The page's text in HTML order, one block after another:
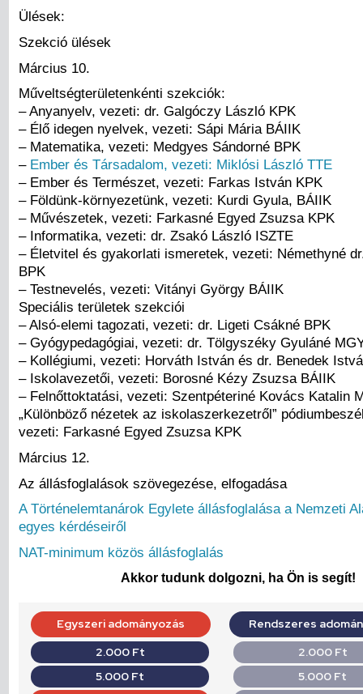
Ülések:
Szekció ülések
Március 10.
Műveltségterületenkénti szekciók:
– Anyanyelv, vezeti: dr. Galgóczy László KPK
– Élő idegen nyelvek, vezeti: Sápi Mária BÁIIK
– Matematika, vezeti: Medgyes Sándorné BPK
– Ember és Társadalom, vezeti: Miklósi László TTE
– Ember és Természet, vezeti: Farkas István KPK
– Földünk-környezetünk, vezeti: Kurdi Gyula, BÁIIK
– Művészetek, vezeti: Farkasné Egyed Zsuzsa KPK
– Informatika, vezeti: dr. Zsakó László ISZTE
– Életvitel és gyakorlati ismeretek, vezeti: Némethyné
BPK
– Testnevelés, vezeti: Vitányi György BÁIIK
Speciális területek szekciói
– Alsó-elemi tagozati, vezeti: dr. Ligeti Csákné BPK
– Gyógypedagógiai, vezeti: dr. Tölgyszéky Gyuláné
– Kollégiumi, vezeti: Horváth István és dr. Benedek
– Iskolavezetői, vezeti: Borosné Kézy Zsuzsa BÁIIK
– Felnőttoktatási, vezeti: Szentpéteriné Kovács Katalin
„Különböző nézetek az iskolaszerkezetről”
vezeti: Farkasné Egyed Zsuzsa KPK
Március 12.
Az állásfoglalások szövegezése, elfogadása
A Történelemtanárok Egylete állásfoglalása a Nemzeti
egyes kérdéseiről
NAT-minimum közös állásfoglalás
Akkor tudunk dolgozni, ha Ön is segít!